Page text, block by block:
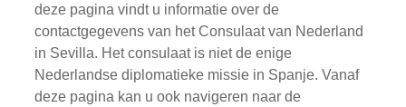
deze pagina vindt u informatie over de
contactgegevens van het Consulaat van Nederland
in Sevilla. Het consulaat is niet de enige
Nederlandse diplomatieke missie in Spanje. Vanaf
deze pagina kan u ook navigeren naar de